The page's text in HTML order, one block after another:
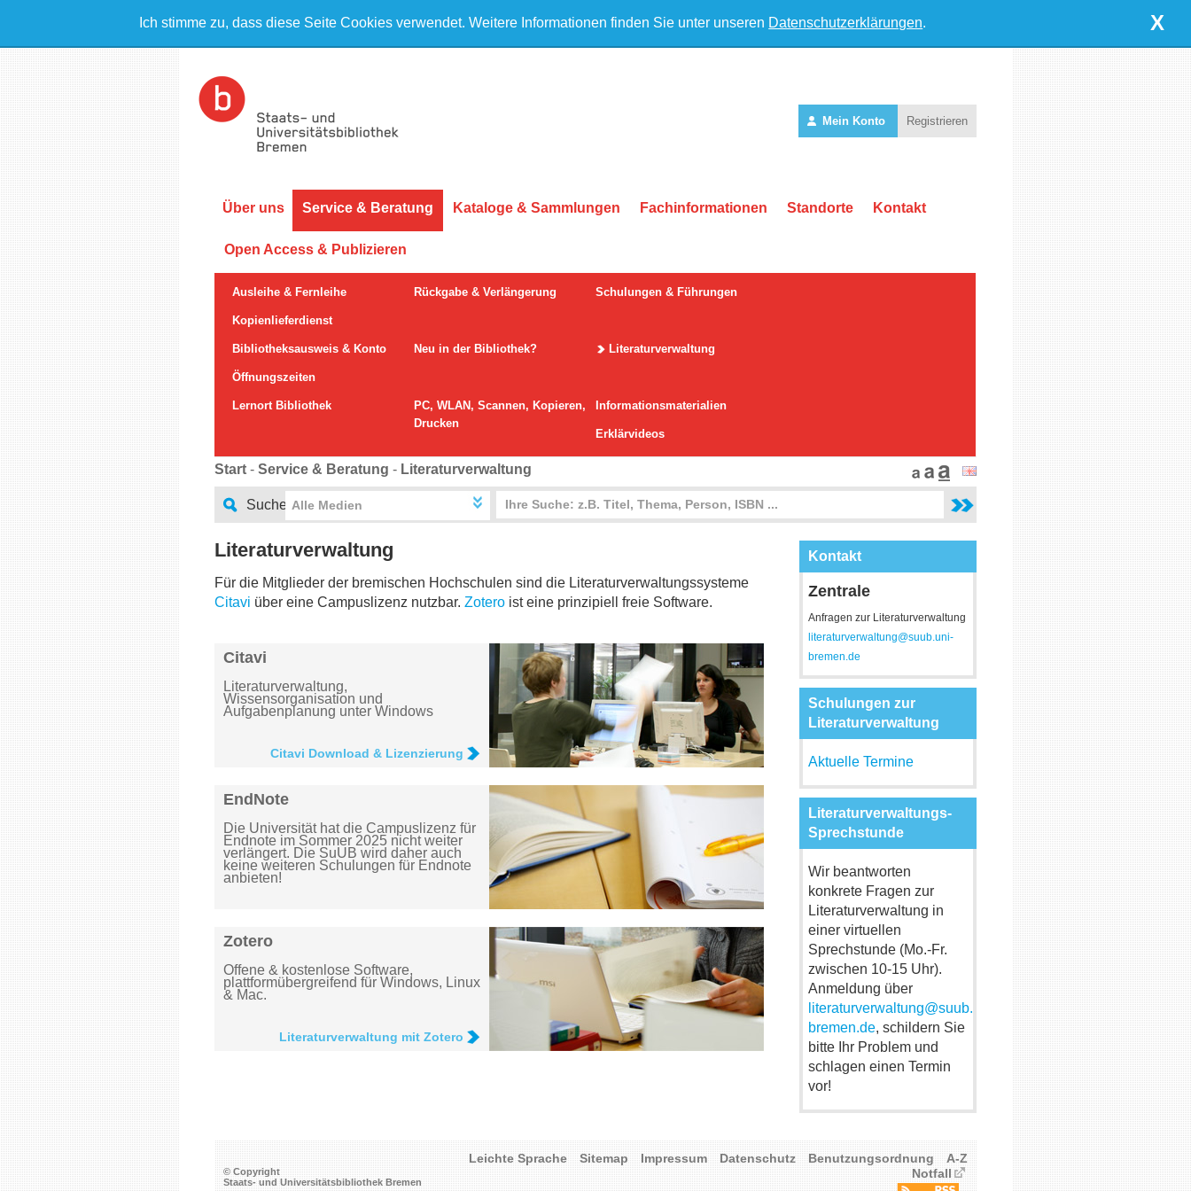
Ich stimme zu, dass diese Seite Cookies verwendet. Weitere Informationen finden Sie unter unseren Datenschutzerklärungen. X
Mein Konto Registrieren
Über uns Service & Beratung Kataloge & Sammlungen Fachinformationen Standorte Kontakt
Open Access & Publizieren
Ausleihe & Fernleihe Rückgabe & Verlängerung Schulungen & Führungen
Kopienlieferdienst
Bibliotheksausweis & Konto Neu in der Bibliothek? Literaturverwaltung
Öffnungszeiten
Lernort Bibliothek PC, WLAN, Scannen, Kopieren,
Drucken
Informationsmaterialien
Erklärvideos
Start - Service & Beratung - Literaturverwaltung
Suche Alle Medien
Literaturverwaltung
Für die Mitglieder der bremischen Hochschulen sind die Literaturverwaltungssysteme
Citavi über eine Campuslizenz nutzbar. Zotero ist eine prinzipiell freie Software.
Citavi
Literatur­verwaltung,
Wissensorganisation und
Aufgabenplanung unter Windows
Citavi Download & Lizenzierung
EndNote
Die Universität hat die Campuslizenz für
Endnote im Sommer 2025 nicht weiter
verlängert. Die SuUB wird daher auch
keine weiteren Schulungen für Endnote
anbieten!
Zotero
Offene & kostenlose Software,
plattformübergreifend für Windows, Linux
& Mac.
Literaturverwaltung mit Zotero
Kontakt
Zentrale
Anfragen zur Literaturverwaltung
literaturverwaltung@suub.uni-
bremen.de
Schulungen zur
Literaturverwaltung
Aktuelle Termine
Literaturverwaltungs-
Sprechstunde
Wir beantworten
konkrete Fragen zur
Literaturverwaltung in
einer virtuellen
Sprechstunde (Mo.-Fr.
zwischen 10-15 Uhr).
Anmeldung über
literaturverwaltung@suub.uni-
bremen.de, schildern Sie
bitte Ihr Problem und
schlagen einen Termin
vor!
© Copyright
Staats- und Universitätsbibliothek Bremen
Leichte Sprache Sitemap Impressum Datenschutz Benutzungsordnung
A-Z
Notfall